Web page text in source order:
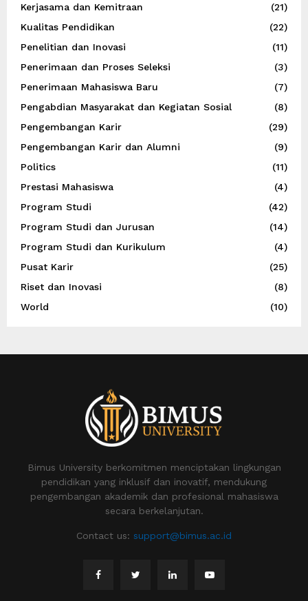
Kerjasama dan Kemitraan
(21)
Kualitas Pendidikan
(22)
Penelitian dan Inovasi
(11)
Penerimaan dan Proses Seleksi
(3)
Penerimaan Mahasiswa Baru
(7)
Pengabdian Masyarakat dan Kegiatan Sosial
(8)
Pengembangan Karir
(29)
Pengembangan Karir dan Alumni
(9)
Politics
(11)
Prestasi Mahasiswa
(4)
Program Studi
(42)
Program Studi dan Jurusan
(14)
Program Studi dan Kurikulum
(4)
Pusat Karir
(25)
Riset dan Inovasi
(8)
World
(10)
Bimus University berkomitmen menciptakan lingkungan
pendidikan yang inklusif dan inovatif, mendukung
pengembangan akademik dan profesional mahasiswa
secara berkelanjutan.
Contact us: support@bimus.ac.id